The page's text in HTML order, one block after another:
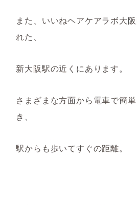
また、いいねヘアケアラボ大
れた、
新大阪駅の近くにあります。
さまざまな方面から電車で簡
き、
駅からも歩いてすぐの距離。